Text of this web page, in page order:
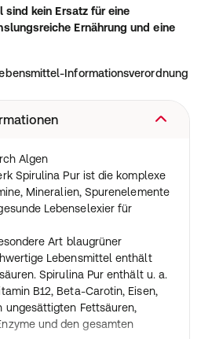
kein Ersatz für eine
Ernährung und eine
Informationsverordnung
Algen
Spirulina Pur ist die komplexe
Mineralien, Spurenelemente
Lebenselexier für
Art blaugrüner
Lebensmittel enthält
Spirulina Pur enthält u. a.
B12, Beta-Carotin, Eisen,
ungesättigten Fettsäuren,
und den gesamten